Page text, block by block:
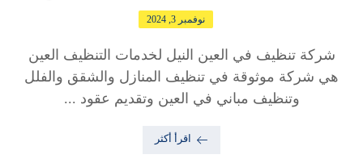
نوفمبر 3, 2024
شركة تنظيف في العين النيل لخدمات التنظيف العين
هي شركة موثوقة في تنظيف المنازل والشقق والفلل
وتنظيف مباني في العين وتقديم عقود ...
اقرأ أكثر